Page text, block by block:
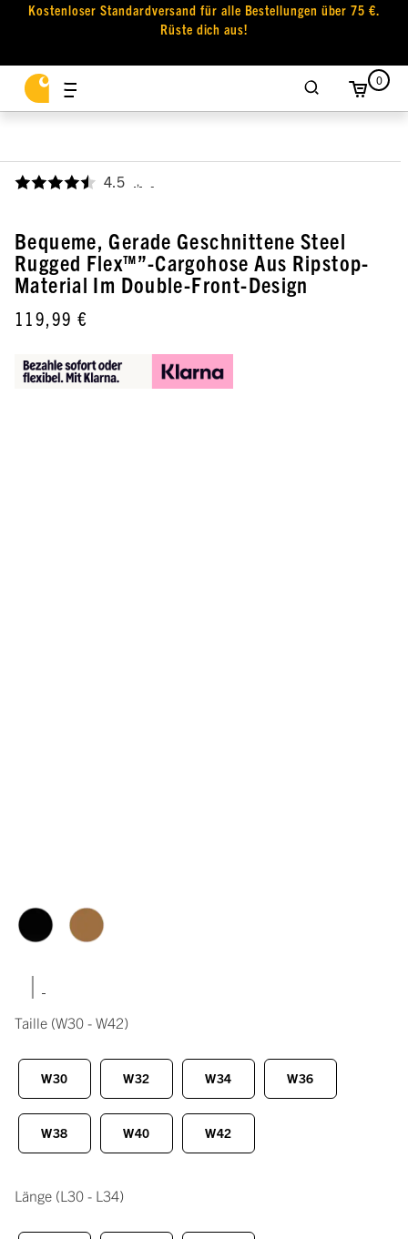
Kostenloser Standardversand für alle Bestellungen über 75 €.
Rüste dich aus!
0
4.5 ,
Bequeme, Gerade Geschnittene Steel
Rugged Flex™”-Cargohose Aus Ripstop-
Material Im Double-Front-Design
119,99 €
|
Taille (W30 - W42)
W30 W32 W34 W36
W38 W40 W42
Länge (L30 - L34)